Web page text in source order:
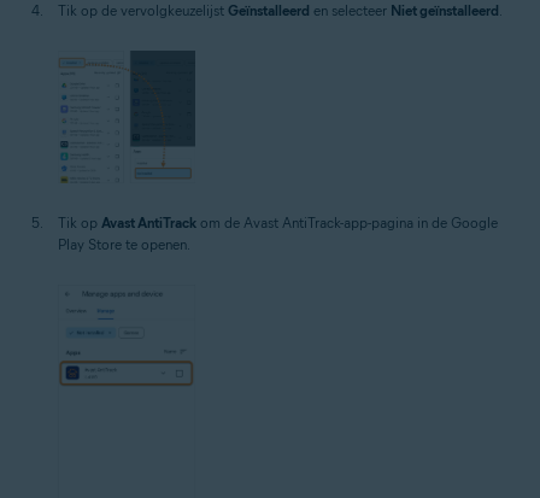
Tik op de vervolgkeuzelijst Geïnstalleerd en selecteer Niet geïnstalleerd.
Tik op Avast AntiTrack om de Avast AntiTrack-app-pagina in de Google
Play Store te openen.